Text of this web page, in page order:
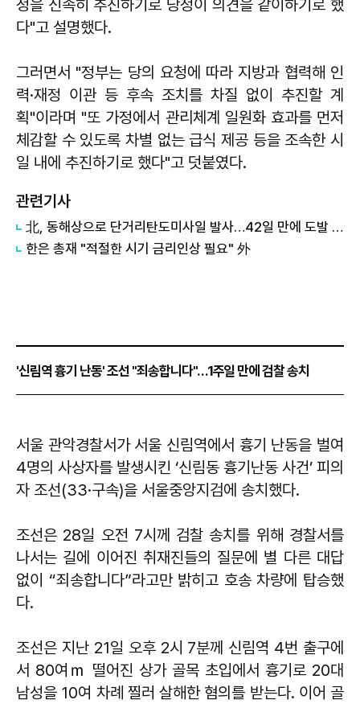
정을 신속히 추진하기로 당정이 의견을 같이하기로 했
다"고 설명했다.
그러면서 "정부는 당의 요청에 따라 지방과 협력해 인
력·재정 이관 등 후속 조치를 차질 없이 추진할 계
획"이라며 "또 가정에서 관리체계 일원화 효과를 먼저
체감할 수 있도록 차별 없는 급식 제공 등을 조속한 시
일 내에 추진하기로 했다"고 덧붙였다.
관련기사
北, 동해상으로 단거리탄도미사일 발사…42일 만에 도발 外
한은 총재 "적절한 시기 금리인상 필요" 外
'신림역 흉기 난동' 조선 "죄송합니다"…1주일 만에 검찰 송치
서울 관악경찰서가 서울 신림역에서 흉기 난동을 벌여
4명의 사상자를 발생시킨 ‘신림동 흉기난동 사건’ 피의
자 조선(33·구속)을 서울중앙지검에 송치했다.
조선은 28일 오전 7시께 검찰 송치를 위해 경찰서를
나서는 길에 이어진 취재진들의 질문에 별 다른 대답
없이 “죄송합니다”라고만 밝히고 호송 차량에 탑승했
다.
조선은 지난 21일 오후 2시 7분께 신림역 4번 출구에
서 80여ｍ 떨어진 상가 골목 초입에서 흉기로 20대
남성을 10여 차례 찔러 살해한 혐의를 받는다. 이어 골